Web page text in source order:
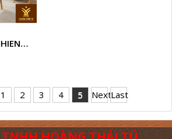
SOFA-MAY-TU-NHIEN-HTT - M71
1 2 3 4 5 NextLast